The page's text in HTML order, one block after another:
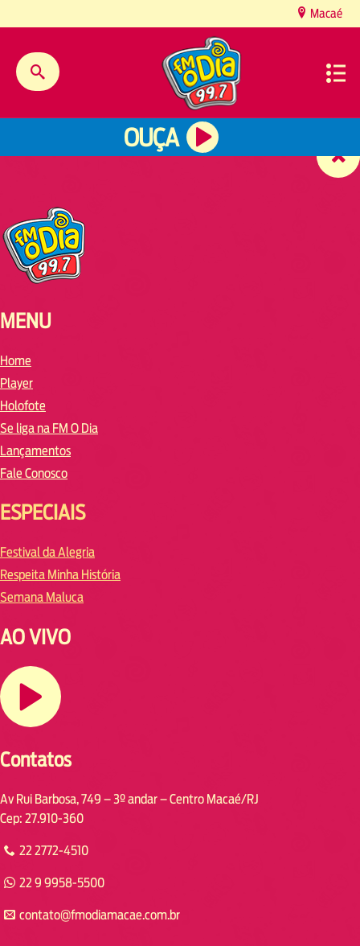
Macaé
OUÇA
MENU
Home
Player
Holofote
Se liga na FM O Dia
Lançamentos
Fale Conosco
ESPECIAIS
Festival da Alegria
Respeita Minha História
Semana Maluca
AO VIVO
Contatos
Av Rui Barbosa, 749 – 3º andar – Centro Macaé/RJ
Cep: 27.910-360
22 2772-4510
22 9 9958-5500
contato@fmodiamacae.com.br